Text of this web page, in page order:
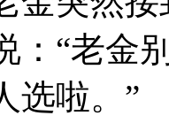
“老金别
选啦。”